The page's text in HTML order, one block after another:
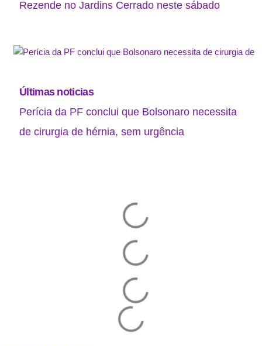
Rezende no Jardins Cerrado neste sábado
Últimas noticias
Perícia da PF conclui que Bolsonaro necessita
de cirurgia de hérnia, sem urgência